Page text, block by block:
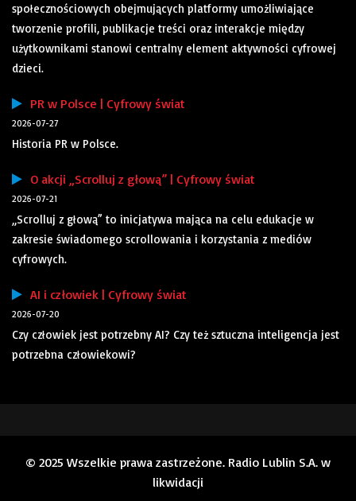
społecznościowych obejmujących platformy umożliwiające
tworzenie profili, publikacje treści oraz interakcje między
użytkownikami stanowi centralny element aktywności cyfrowej
dzieci.
PR w Polsce | Cyfrowy świat
2026-07-27
Historia PR w Polsce.
O akcji „Scrolluj z głową” | Cyfrowy świat
2026-07-21
„Scrolluj z głową” to inicjatywa mająca na celu edukacje w
zakresie świadomego scrollowania i korzystania z mediów
cyfrowych.
AI i człowiek | Cyfrowy świat
2026-07-20
Czy człowiek jest potrzebny AI? Czy też sztuczna inteligencja jest
potrzebna człowiekowi?
© 2025 Wszelkie prawa zastrzeżone. Radio Lublin S.A. w
likwidacji